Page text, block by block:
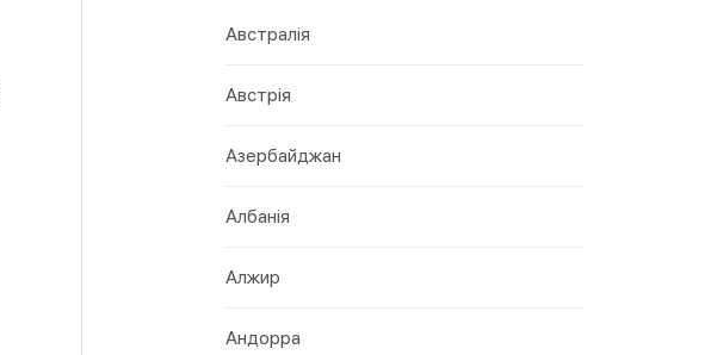
Австралія
Австрія
Азербайджан
Албанія
Алжир
Андорра